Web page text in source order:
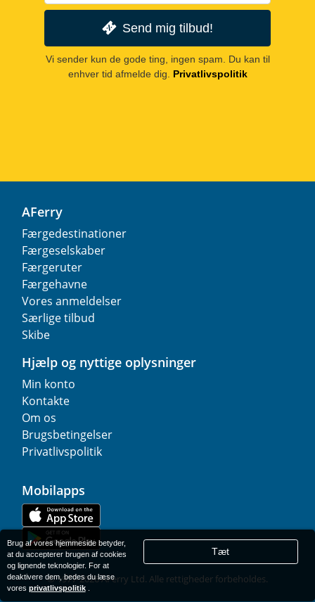
Send mig tilbud!
Vi sender kun de gode ting, ingen spam. Du kan til
enhver tid afmelde dig.
Privatlivspolitik
AFerry
Færgedestinationer
Færgeselskaber
Færgeruter
Færgehavne
Vores anmeldelser
Særlige tilbud
Skibe
Hjælp og nyttige oplysninger
Min konto
Kontakte
Om os
Brugsbetingelser
Privatlivspolitik
Mobilapps
© 1977-2026AFerry Ltd. Alle rettigheder forbeholdes.
Brug af vores hjemmeside betyder,
at du accepterer brugen af cookies
og lignende teknologier. For at
deaktivere dem, bedes du læse
vores privatlivspolitik.
Tæt